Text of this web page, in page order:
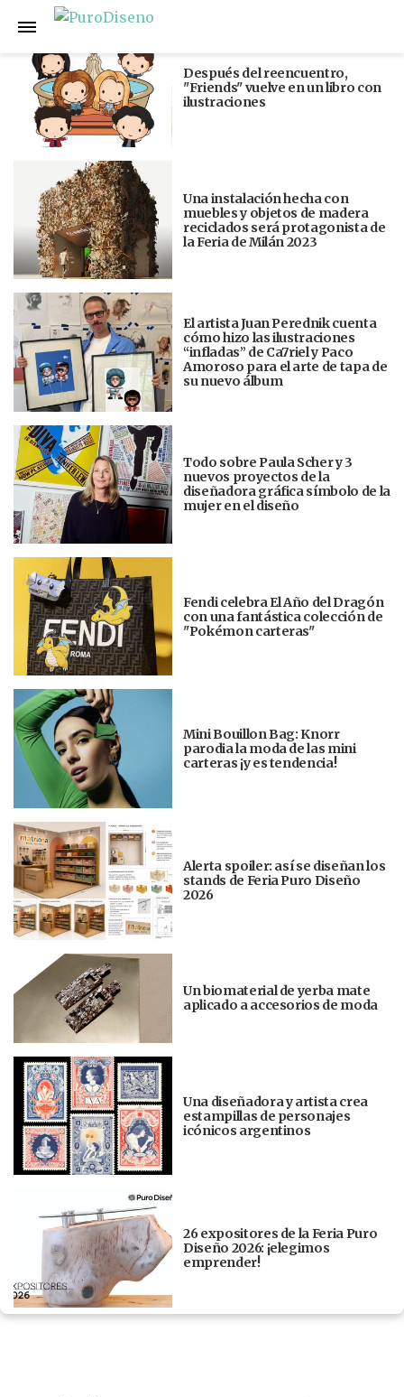
Anterior
Después del reencuentro,
"Friends" vuelve en un libro con
ilustraciones
Una instalación hecha con
muebles y objetos de madera
reciclados será protagonista de
la Feria de Milán 2023
El artista Juan Perednik cuenta
cómo hizo las ilustraciones
“infladas” de Ca7riel y Paco
Amoroso para el arte de tapa de
su nuevo álbum
Todo sobre Paula Scher y 3
nuevos proyectos de la
diseñadora gráfica símbolo de la
mujer en el diseño
Fendi celebra El Año del Dragón
con una fantástica colección de
"Pokémon carteras"
Mini Bouillon Bag: Knorr
parodia la moda de las mini
carteras ¡y es tendencia!
Alerta spoiler: así se diseñan los
stands de Feria Puro Diseño
2026
Un biomaterial de yerba mate
aplicado a accesorios de moda
Una diseñadora y artista crea
estampillas de personajes
icónicos argentinos
26 expositores de la Feria Puro
Diseño 2026: ¡elegimos
emprender!
Siguiente